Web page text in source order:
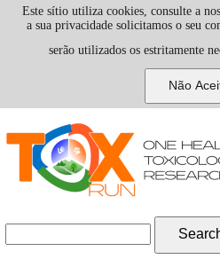
Este sítio utiliza cookies, consulte a
a sua privacidade solicitamos o seu
serão utilizados os estritamente
Search form
Search